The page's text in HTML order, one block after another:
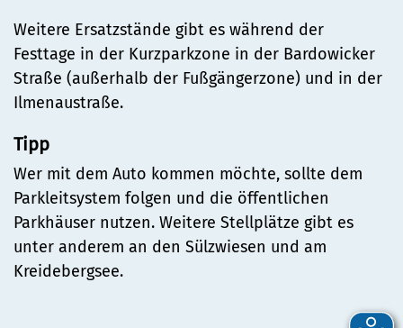
Weitere Ersatzstände gibt es während der
Festtage in der Kurzparkzone in der Bardowicker
Straße (außerhalb der Fußgängerzone) und in der
Ilmenaustraße.
Tipp
Wer mit dem Auto kommen möchte, sollte dem
Parkleitsystem folgen und die öffentlichen
Parkhäuser nutzen. Weitere Stellplätze gibt es
unter anderem an den Sülzwiesen und am
Kreidebergsee.